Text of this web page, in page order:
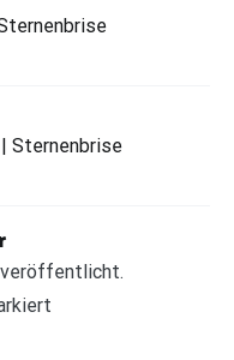
Sternenbrise